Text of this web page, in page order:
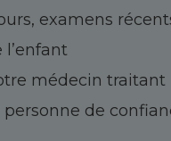
examens
médecin traitant
de